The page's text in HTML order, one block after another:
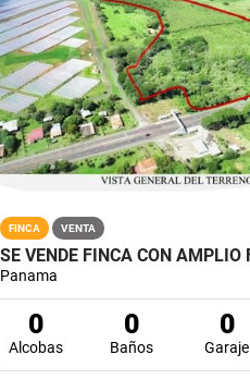
FINCA VENTA
Panama
0
Alcobas
0
Baños
0
Garaje